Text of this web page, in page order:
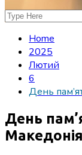
Home
2025
Лютий
6
День
День